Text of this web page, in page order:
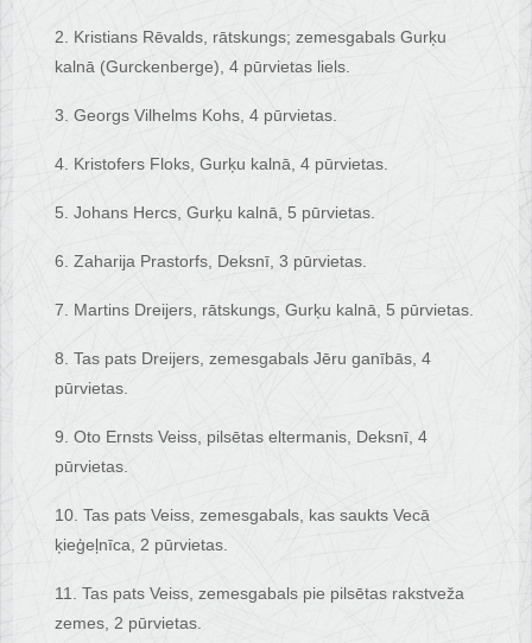
2. Kristians Rēvalds, rātskungs; zemesgabals Gurķu
kalnā (Gurckenberge), 4 pūrvietas liels.
3. Georgs Vilhelms Kohs, 4 pūrvietas.
4. Kristofers Floks, Gurķu kalnā, 4 pūrvietas.
5. Johans Hercs, Gurķu kalnā, 5 pūrvietas.
6. Zaharija Prastorfs, Deksnī, 3 pūrvietas.
7. Martins Dreijers, rātskungs, Gurķu kalnā, 5 pūrvietas.
8. Tas pats Dreijers, zemesgabals Jēru ganībās, 4
pūrvietas.
9. Oto Ernsts Veiss, pilsētas eltermanis, Deksnī, 4
pūrvietas.
10. Tas pats Veiss, zemesgabals, kas saukts Vecā
ķieģeļnīca, 2 pūrvietas.
11. Tas pats Veiss, zemesgabals pie pilsētas rakstveža
zemes, 2 pūrvietas.